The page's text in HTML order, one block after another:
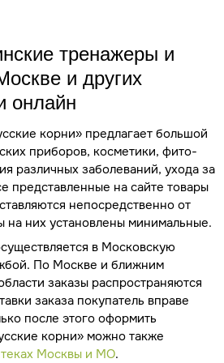
тренажеры и
и других
онлайн
корни» предлагает большой
приборов, косметики, фито-
различных заболеваний, ухода за
представленные на сайте товары
непосредственно от
на них установлены минимальные.
в Московскую
По Москве и ближним
заказы распространяются
заказа покупатель вправе
после этого оформить
корни» можно также
Москвы и МО.